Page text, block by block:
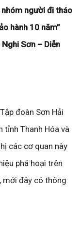
người đi tháo
hành 10 năm”
Sơn – Diễn
đoàn Sơn Hải
Thanh Hóa và
các cơ quan này
phá hoại trên
mới đây có thông